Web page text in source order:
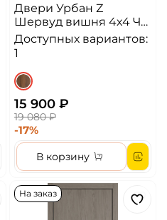
Двери Урбан Z
Шервуд вишня 4х4 ЧК
Алюминиевая кромка
ДГ
Доступных вариантов:
1
15 900 ₽
19 080 ₽
-17%
В корзину
На заказ